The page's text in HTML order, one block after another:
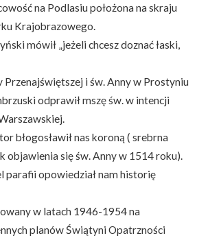
na Podlasiu położona na skraju
Krajobrazowego.
mówił „jeżeli chcesz doznać łaski,
i św. Anny w Prostyniu
odprawił mszę św. w intencji
błogosławił nas koroną ( srebrna
objawienia się św. Anny w 1514 roku).
parafii opowiedział nam historię
w latach 1946-1954 na
planów Świątyni Opatrzności